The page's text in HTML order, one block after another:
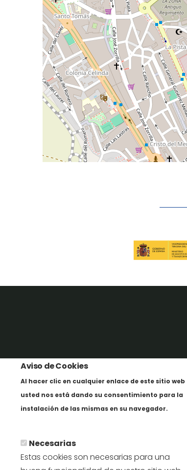
Aviso de Cookies
Al hacer clic en cualquier enlace de este sitio web
usted nos está dando su consentimiento para la
instalación de las mismas en su navegador.
Necesarias
Estas cookies son necesarias para una